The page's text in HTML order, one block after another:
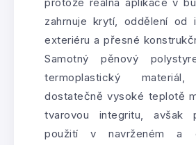
protože reálná aplikace v
zahrnuje krytí, oddělení od
exteriéru a přesné
Samotný pěnový
termoplastický
dostatečně vysoké teplotě
tvarovou integritu, avšak
použití v navrženém a